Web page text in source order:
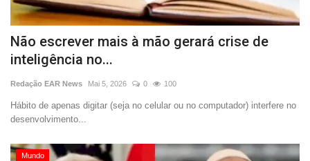
Não escrever mais à mão gerará crise de
inteligência no...
Redação EAR News Mai 5, 2026 0 100
Hábito de apenas digitar (seja no celular ou no computador) interfere no
desenvolvimento...
Mundo